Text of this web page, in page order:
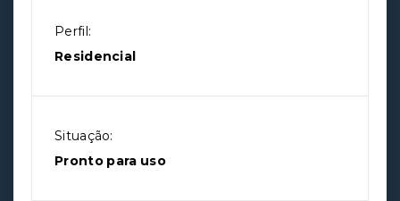
Perfil:
Residencial
Situação:
Pronto para uso